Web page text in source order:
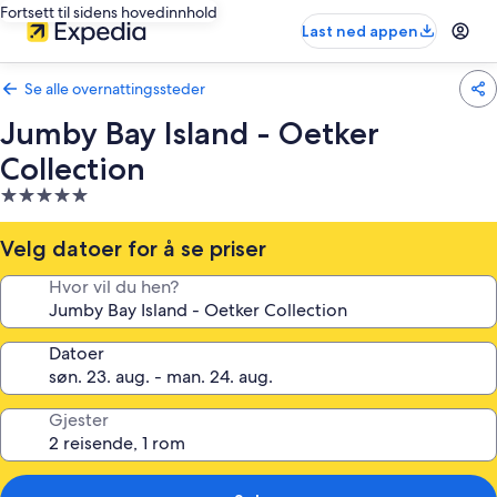
Fortsett til sidens hovedinnhold
Last ned appen
Se alle overnattingssteder
Jumby Bay Island - Oetker
Collection
Overnattingssted
med
5.0
stjerner
Velg datoer for å se priser
Hvor vil du hen?
Datoer
Gjester